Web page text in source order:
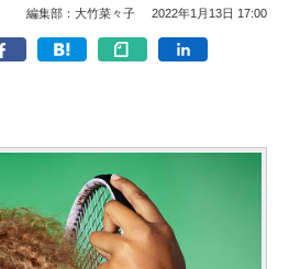
編集部：大竹菜々子 2022年1月13日 17:00